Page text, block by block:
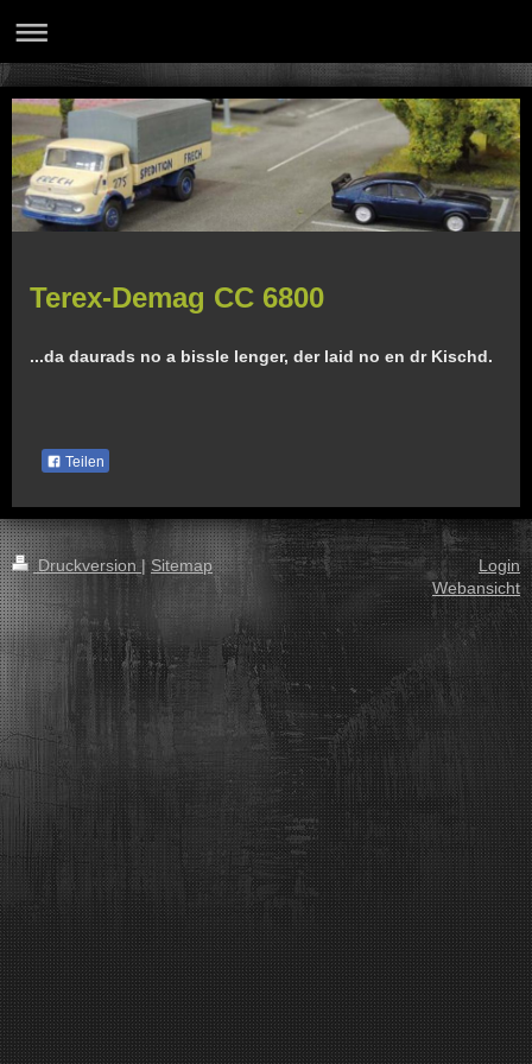
Terex-Demag CC 6800
...da daurads no a bissle lenger, der laid no en dr Kischd.
Teilen
Druckversion | Sitemap
Login
Webansicht